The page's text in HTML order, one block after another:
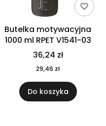
Butelka motywacyjna
1000 ml RPET V1541-03
36,24 zł
29,46 zł
Do koszyka